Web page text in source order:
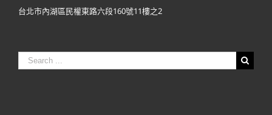
台北市內湖區民權東路六段160號11樓之2
Search